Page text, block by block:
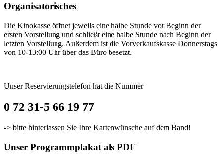
Organisatorisches
Die Kinokasse öffnet jeweils eine halbe Stunde vor Beginn der
ersten Vorstellung und schließt eine halbe Stunde nach Beginn der
letzten Vorstellung. Außerdem ist die Vorverkaufskasse Donnerstags
von 10-13:00 Uhr über das Büro besetzt.
Unser Reservierungstelefon hat die Nummer
0 72 31-5 66 19 77
-> bitte hinterlassen Sie Ihre Kartenwünsche auf dem Band!
Unser Programmplakat als PDF